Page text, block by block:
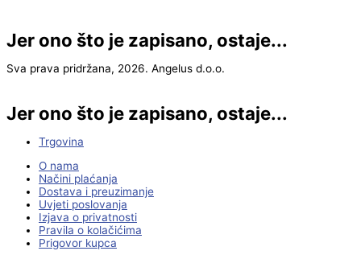
Jer ono što je zapisano, ostaje...
Sva prava pridržana, 2026. Angelus d.o.o.
Jer ono što je zapisano, ostaje...
Trgovina
O nama
Načini plaćanja
Dostava i preuzimanje
Uvjeti poslovanja
Izjava o privatnosti
Pravila o kolačićima
Prigovor kupca